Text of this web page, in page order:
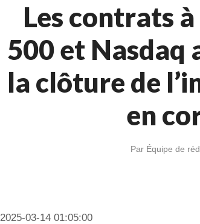
Les contrats
500 et Nasdaq
la clôture de
en
Par Équipe de
2025-03-14 01:05:00